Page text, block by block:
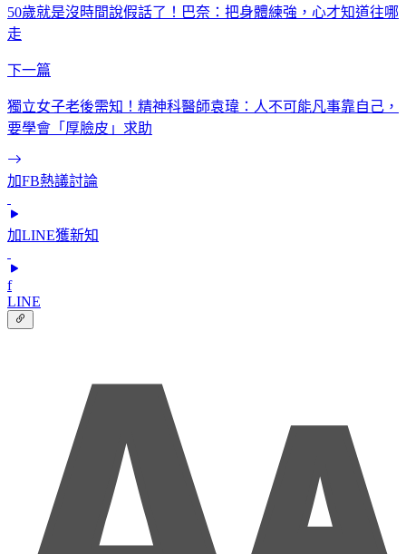
50歲就是沒時間說假話了！巴奈：把身體練強，心才知道往哪
走
下一篇
獨立女子老後需知！精神科醫師袁瑋：人不可能凡事靠自己，
要學會「厚臉皮」求助
加FB熱議討論
加LINE獲新知
f
LINE